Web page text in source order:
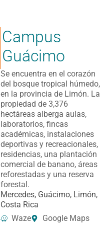
Campus
Guácimo
Se encuentra en el corazón
del bosque tropical húmedo,
en la provincia de Limón. La
propiedad de 3,376
hectáreas alberga aulas,
laboratorios, fincas
académicas, instalaciones
deportivas y recreacionales,
residencias, una plantación
comercial de banano, áreas
reforestadas y una reserva
forestal.
Mercedes, Guácimo, Limón,
Costa Rica
Waze
Google Maps